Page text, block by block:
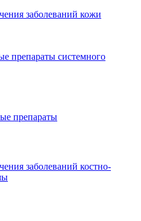
заболеваний кожи
препараты системного
препараты
заболеваний костно-